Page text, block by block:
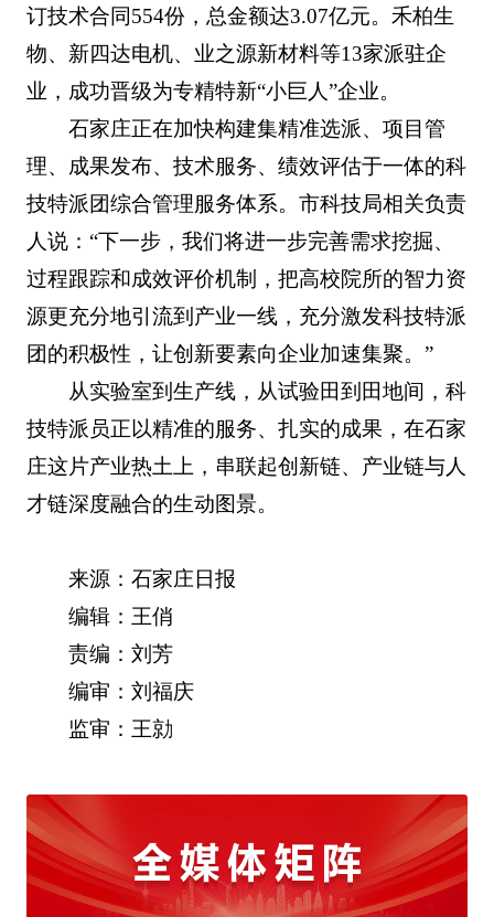
订技术合同554份，总金额达3.07亿元。禾柏生
物、新四达电机、业之源新材料等13家派驻企
业，成功晋级为专精特新“小巨人”企业。
石家庄正在加快构建集精准选派、项目管
理、成果发布、技术服务、绩效评估于一体的科
技特派团综合管理服务体系。市科技局相关负责
人说：“下一步，我们将进一步完善需求挖掘、
过程跟踪和成效评价机制，把高校院所的智力资
源更充分地引流到产业一线，充分激发科技特派
团的积极性，让创新要素向企业加速集聚。”
从实验室到生产线，从试验田到田地间，科
技特派员正以精准的服务、扎实的成果，在石家
庄这片产业热土上，串联起创新链、产业链与人
才链深度融合的生动图景。
来源：石家庄日报
编辑：王俏
责编：刘芳
编审：刘福庆
监审：王勍